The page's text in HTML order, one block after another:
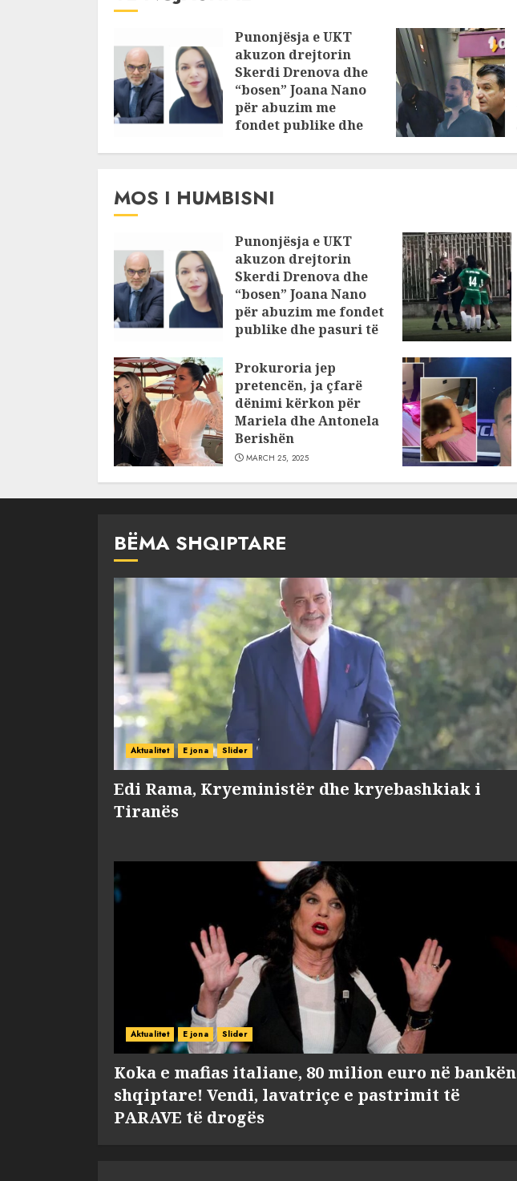
Punonjësja e UKT
akuzon drejtorin
Skerdi Drenova dhe
“bosen” Joana Nano
për abuzim me
fondet publike dhe
MOS I HUMBISNI
Punonjësja e UKT
akuzon drejtorin
Skerdi Drenova dhe
“bosen” Joana Nano
për abuzim me fondet
publike dhe pasuri të
JULY 24, 2025
Prokuroria jep
pretencën, ja çfarë
dënimi kërkon për
Mariela dhe Antonela
Berishën
MARCH 25, 2025
BËMA SHQIPTARE
Aktualitet E jona Slider
Edi Rama, Kryeministër dhe kryebashkiak i
Tiranës
Aktualitet E jona Slider
Koka e mafias italiane, 80 milion euro në bankën
shqiptare! Vendi, lavatriçe e pastrimit të
PARAVE të drogës